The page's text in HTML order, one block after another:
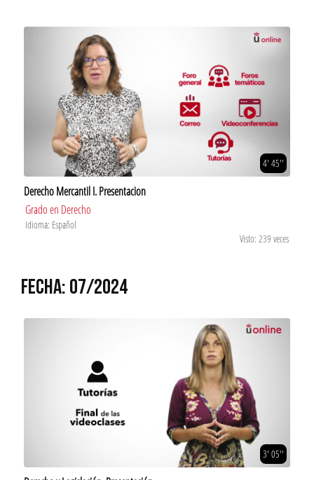
4' 45''
Derecho Mercantil I. Presentacion
Grado en Derecho
Idioma: Español
Visto: 239 veces
FECHA: 07/2024
3' 05''